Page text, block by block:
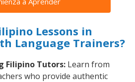
Lessons in
Language Trainers?
Filipino Tutors: Learn from
who provide authentic